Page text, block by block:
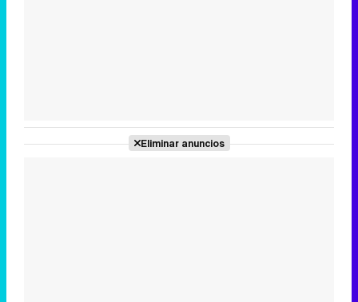
Eliminar anuncios